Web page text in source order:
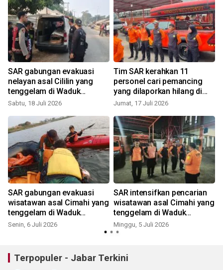
SAR gabungan evakuasi
nelayan asal Cililin yang
tenggelam di Waduk
Saguling
Sabtu, 18 Juli 2026
Tim SAR kerahkan 11
personel cari pemancing
yang dilaporkan hilang di
Waduk Saguling
Jumat, 17 Juli 2026
SAR gabungan evakuasi
wisatawan asal Cimahi yang
tenggelam di Waduk
Saguling
Senin, 6 Juli 2026
SAR intensifkan pencarian
wisatawan asal Cimahi yang
tenggelam di Waduk
Saguling
Minggu, 5 Juli 2026
Terpopuler - Jabar Terkini